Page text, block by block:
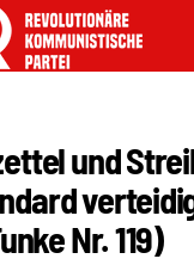
und
Nr. 119)